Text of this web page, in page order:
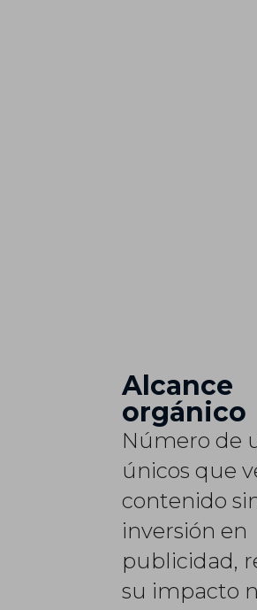
Alcance
orgánico
Número de
únicos que
contenido
inversión en
publicidad,
su impacto